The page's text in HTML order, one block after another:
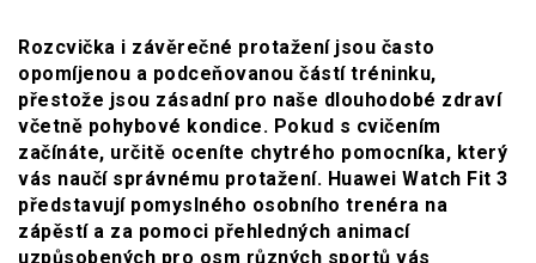
Rozcvička i závěrečné protažení jsou často
opomíjenou a podceňovanou částí tréninku,
přestože jsou zásadní pro naše dlouhodobé zdraví
včetně pohybové kondice. Pokud s cvičením
začínáte, určitě oceníte chytrého pomocníka, který
vás naučí správnému protažení. Huawei Watch Fit 3
představují pomyslného osobního trenéra na
zápěstí a za pomoci přehledných animací
uzpůsobených pro osm různých sportů vás